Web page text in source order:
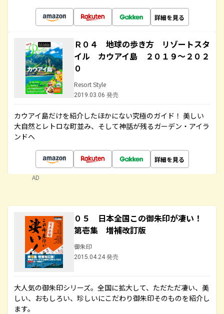
詳細を見る
Ｒ０４ 地球の歩き方 リゾートスタ
イル カウアイ島 ２０１９～２０２
０
Resort Style
2019.03.06 発売
カウアイ島だけを紹介したほかにない究極のガイド！ 美しい
大自然とレトロな町並み、そして神話が残るガーデン・アイラ
ンドへ
詳細を見る
AD
０５ 日本全国この御朱印が凄い！
第壱集 増補改訂版
御朱印
2015.04.24 発売
大人気の御朱印シリーズ。全国に拡大して、ただただ凄い、美
しい、おもしろい、珍しいにこだわり御朱印そのものを紹介し
ます。